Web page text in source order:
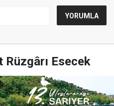
Rüzgârı Esecek